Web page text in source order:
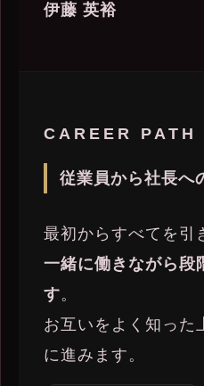
伊藤 英裕
CAREER PATH
従業員から社長へ
最初からすべてを引
一緒に働きながら段
す。
お互いをよく知った
に進みます。